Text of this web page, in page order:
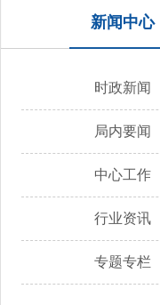
新闻中心
时政新闻
局内要闻
中心工作
行业资讯
专题专栏